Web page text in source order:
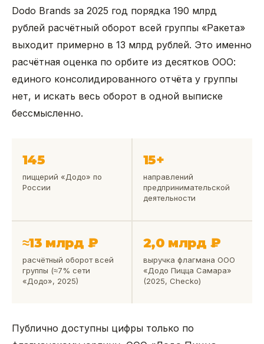
Dodo Brands за 2025 год порядка 190 млрд
рублей расчётный оборот всей группы «Ракета»
выходит примерно в 13 млрд рублей. Это именно
расчётная оценка по орбите из десятков ООО:
единого консолидированного отчёта у группы
нет, и искать весь оборот в одной выписке
бессмысленно.
145
пиццерий «Додо» по
России
15+
направлений
предпринимательской
деятельности
≈13 млрд ₽
расчётный оборот всей
группы (≈7% сети
«Додо», 2025)
2,0 млрд ₽
выручка флагмана ООО
«Додо Пицца Самара»
(2025, Checko)
Публично доступны цифры только по